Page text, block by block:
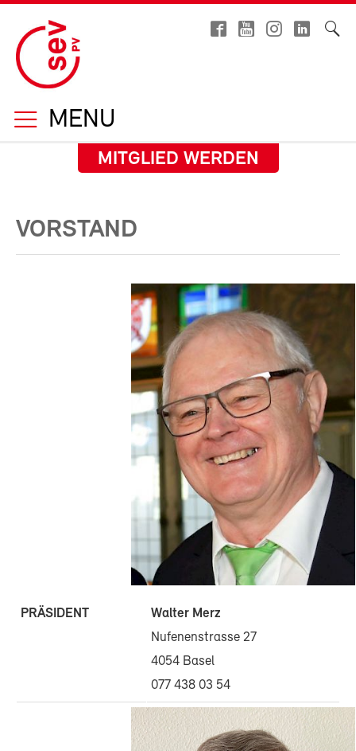
MENU
MITGLIED WERDEN
VORSTAND
PRÄSIDENT
Walter Merz
Nufenenstrasse 27
4054 Basel
077 438 03 54